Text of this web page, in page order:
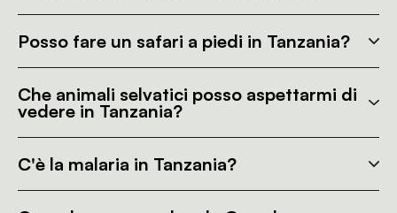
Posso fare un safari a piedi in Tanzania?
Che animali selvatici posso aspettarmi di
vedere in Tanzania?
C'è la malaria in Tanzania?